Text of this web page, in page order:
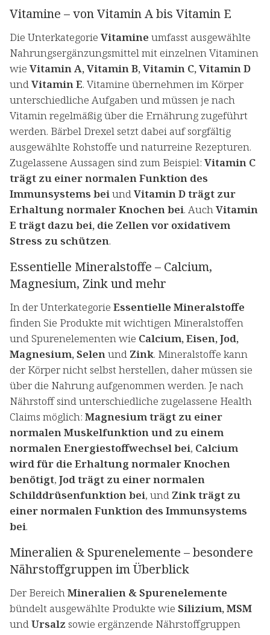
Vitamine – von Vitamin A bis Vitamin E
Die Unterkategorie Vitamine umfasst ausgewählte
Nahrungsergänzungsmittel mit einzelnen Vitaminen
wie Vitamin A, Vitamin B, Vitamin C, Vitamin D
undVitamin E. Vitamine übernehmen im Körper
unterschiedliche Aufgaben und müssen je nach
Vitamin regelmäßig über die Ernährung zugeführt
werden. Bärbel Drexel setzt dabei auf sorgfältig
ausgewählte Rohstoffe und naturreine Rezepturen.
Zugelassene Aussagen sind zum Beispiel: Vitamin C
trägt zu einer normalen Funktion des
Immunsystems beiundVitamin D trägt zur
Erhaltung normaler Knochen bei. AuchVitamin
E trägt dazu bei, die Zellen vor oxidativem
Stress zu schützen.
Essentielle Mineralstoffe – Calcium,
Magnesium, Zink und mehr
In der Unterkategorie Essentielle Mineralstoffe
finden Sie Produkte mit wichtigen Mineralstoffen
und Spurenelementen wie Calcium, Eisen, Jod,
Magnesium, Selenund Zink. Mineralstoffe kann
der Körper nicht selbst herstellen, daher müssen sie
über die Nahrung aufgenommen werden. Je nach
Nährstoff sind unterschiedliche zugelassene Health
Claims möglich: Magnesium trägt zu einer
normalen Muskelfunktion und zu einem
normalen Energiestoffwechsel bei, Calcium
wird für die Erhaltung normaler Knochen
benötigt, Jod trägt zu einer normalen
Schilddrüsenfunktion bei, und Zink trägt zu
einer normalen Funktion des Immunsystems
bei.
Mineralien & Spurenelemente – besondere
Nährstoffgruppen im Überblick
Der BereichMineralien & Spurenelemente
bündelt ausgewählte Produkte wie Silizium, MSM
undUrsalz sowie ergänzende Nährstoffgruppen